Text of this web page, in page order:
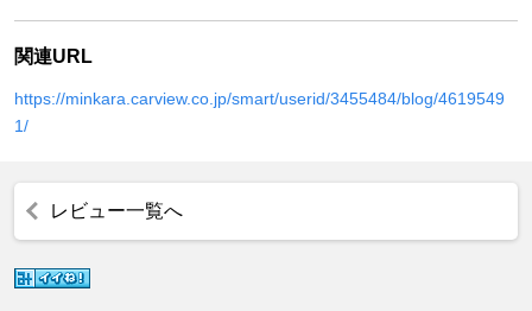
関連URL
https://minkara.carview.co.jp/smart/userid/3455484/blog/4619549
1/
レビュー一覧へ